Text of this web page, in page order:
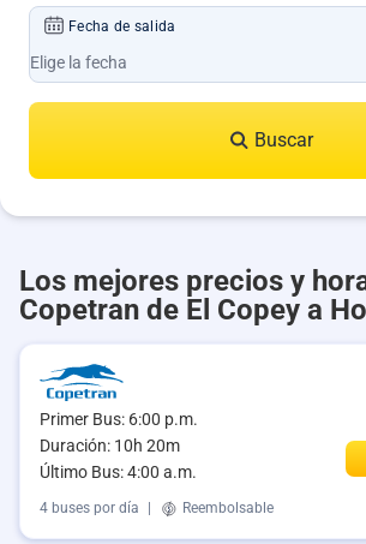
Fecha de salida
Buscar
Los mejores precios y
Copetran de El Copey a
Primer Bus: 6:00 p.m.
Duración: 10h 20m
Último Bus: 4:00 a.m.
4 buses por día Reembolsable